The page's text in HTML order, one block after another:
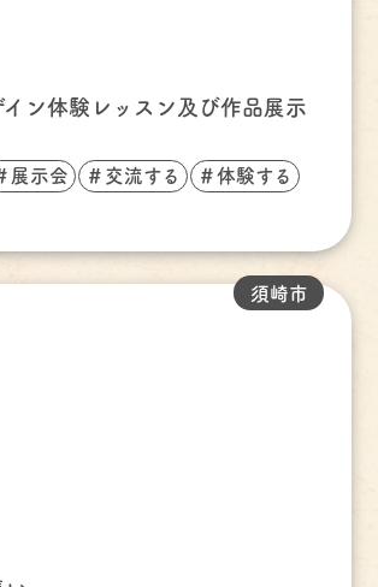
イン体験レッスン及び作品展示
展示会 ＃交流する ＃体験する
須崎市